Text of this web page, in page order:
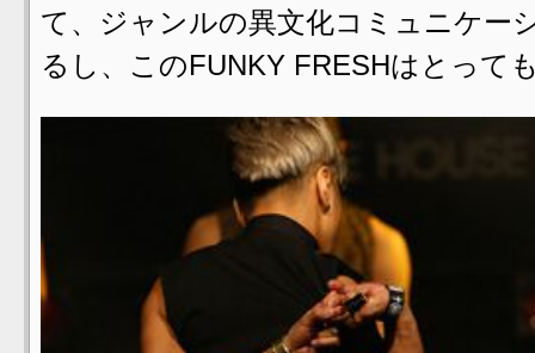
て、ジャンルの異文化コミュニケー
るし、このFUNKY FRESHはとって